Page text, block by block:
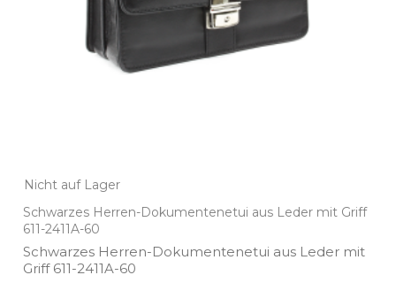
Nicht auf Lager
Schwarzes Herren-Dokumentenetui aus Leder mit Griff
611-2411A-60
Schwarzes Herren­-Dokumentenetui aus Leder mit
Griff 611­-2411A­-60